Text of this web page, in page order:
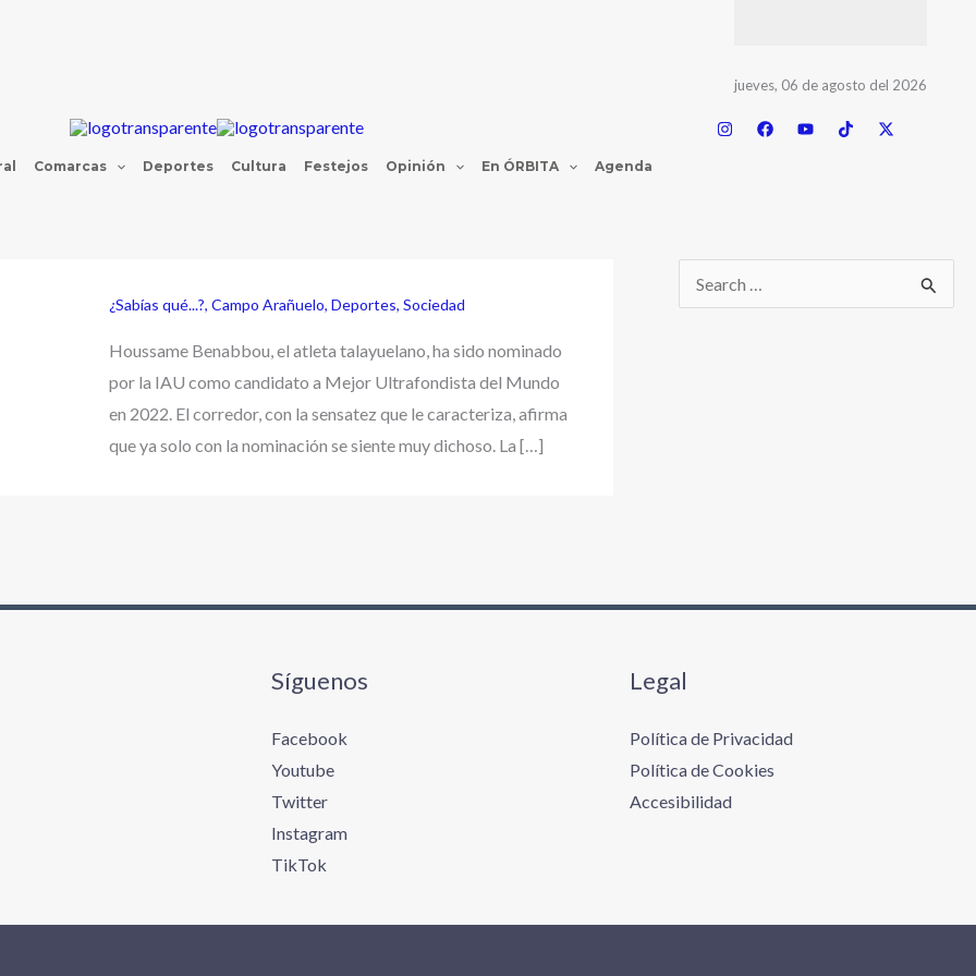
jueves, 06 de agosto del 2026
Comarcas Deportes Cultura Festejos Opinión En ÓRBITA Agenda
¿Sabías qué...?, Campo Arañuelo, Deportes, Sociedad
Houssame Benabbou, el atleta talayuelano, ha sido nominado
por la IAU como candidato a Mejor Ultrafondista del Mundo
en 2022. El corredor, con la sensatez que le caracteriza, afirma
que ya solo con la nominación se siente muy dichoso. La […]
Síguenos
Facebook
Youtube
Twitter
Instagram
TikTok
Legal
Política de Privacidad
Política de Cookies
Accesibilidad